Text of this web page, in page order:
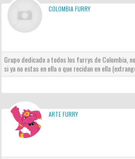
COLOMBIA FURRY
Grupo dedicado a todos los furrys de Colombia,
si ya no estas en ella o que recidan en ella
ARTE FURRY